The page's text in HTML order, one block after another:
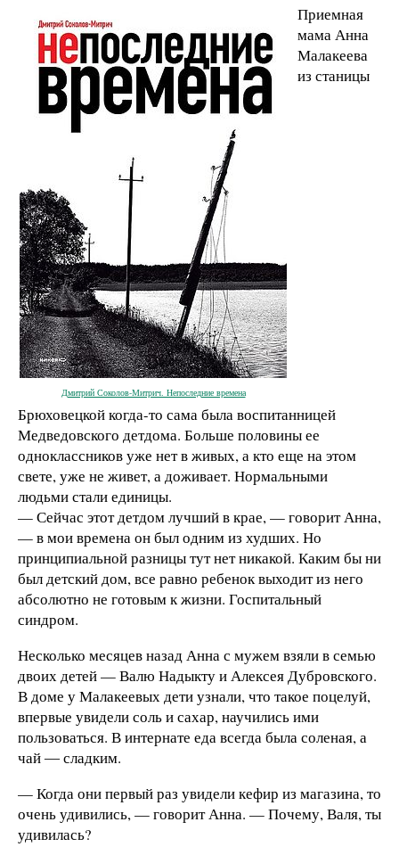
Дмитрий Соколов-Митрич. Непоследние времена
Приемная
мама Анна
Малакеева
из станицы
Брюховецкой когда-то сама была воспитанницей
Медведовского детдома. Больше половины ее
одноклассников уже нет в живых, а кто еще на этом
свете, уже не живет, а доживает. Нормальными
людьми стали единицы.
— Сейчас этот детдом лучший в крае, — говорит Анна,
— в мои времена он был одним из худших. Но
принципиальной разницы тут нет никакой. Каким бы ни
был детский дом, все равно ребенок выходит из него
абсолютно не готовым к жизни. Госпитальный
синдром.
Несколько месяцев назад Анна с мужем взяли в семью
двоих детей — Валю Надыкту и Алексея Дубровского.
В доме у Малакеевых дети узнали, что такое поцелуй,
впервые увидели соль и сахар, научились ими
пользоваться. В интернате еда всегда была соленая, а
чай ― сладким.
— Когда они первый раз увидели кефир из магазина, то
очень удивились, — говорит Анна. — Почему, Валя, ты
удивилась?